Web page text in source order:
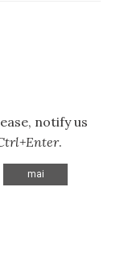
notify us
.
mai